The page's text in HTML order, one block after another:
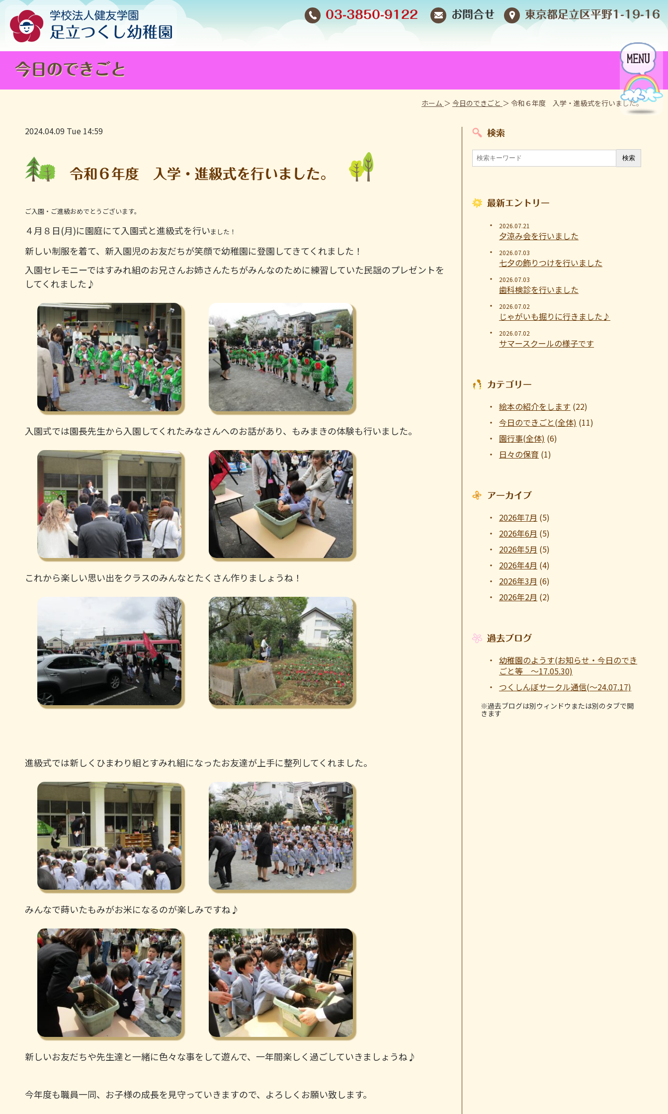
03-3850-9122 お問合せ 東京都足立区平野1-19-16
今日のできごと
ホーム ＞ 今日のできごと ＞ 令和６年度 入学・進級式を行いました。
2024.04.09 Tue 14:59
令和６年度 入学・進級式を行いました。
ご入園・ご進級おめでとうございます。
４月８日(月)に園庭にて入園式と進級式を行いました！
新しい制服を着て、新入園児のお友だちが笑顔で幼稚園に登園してきてくれました！
入園セレモニーではすみれ組のお兄さんお姉さんたちがみんなのために練習していた民謡のプレゼントを
してくれました♪
入園式では園長先生から入園してくれたみなさんへのお話があり、もみまきの体験も行いました。
これから楽しい思い出をクラスのみんなとたくさん作りましょうね！
進級式では新しくひまわり組とすみれ組になったお友達が上手に整列してくれました。
みんなで蒔いたもみがお米になるのが楽しみですね♪
新しいお友だちや先生達と一緒に色々な事をして遊んで、一年間楽しく過ごしていきましょうね♪
今年度も職員一同、お子様の成長を見守っていきますので、よろしくお願い致します。
検索
最新エントリー
2026.07.21
夕涼み会を行いました
2026.07.03
七夕の飾りつけを行いました
2026.07.03
歯科検診を行いました
2026.07.02
じゃがいも掘りに行きました♪
2026.07.02
サマースクールの様子です
カテゴリー
絵本の紹介をします (22)
今日のできごと(全体) (11)
園行事(全体) (6)
日々の保育 (1)
アーカイブ
2026年7月 (5)
2026年6月 (5)
2026年5月 (5)
2026年4月 (4)
2026年3月 (6)
2026年2月 (2)
過去ブログ
幼稚園のようす(お知らせ・今日のでき
ごと等 ～17.05.30)
つくしんぼサークル通信(～24.07.17)
※過去ブログは別ウィンドウまたは別のタブで開
きます